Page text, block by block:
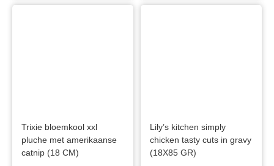
Trixie bloemkool xxl
pluche met amerikaanse
catnip (18 CM)
Lily’s kitchen simply
chicken tasty cuts in gravy
(18X85 GR)